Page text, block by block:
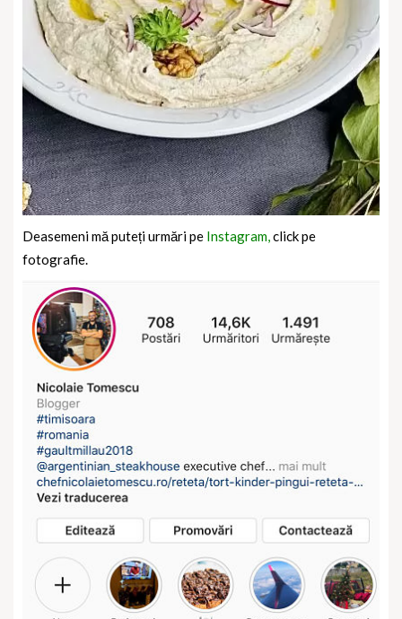
Deasemeni mă puteți urmări pe Instagram,click pe
fotografie.